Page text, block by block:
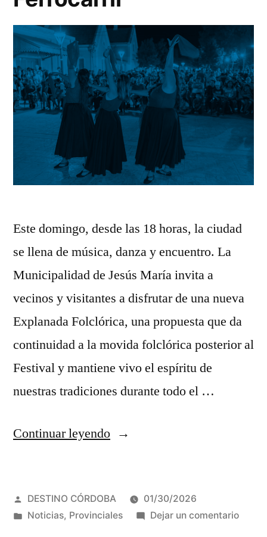
Este domingo, desde las 18 horas, la ciudad
se llena de música, danza y encuentro. La
Municipalidad de Jesús María invita a
vecinos y visitantes a disfrutar de una nueva
Explanada Folclórica, una propuesta que da
continuidad a la movida folclórica posterior al
Festival y mantiene vivo el espíritu de
nuestras tradiciones durante todo el …
Continuar leyendo“En
sigue
Publicado
por
DESTINO CÓRDOBA
01/30/2026
Publicada
Noticias, Provinciales Dejar un comentarioen